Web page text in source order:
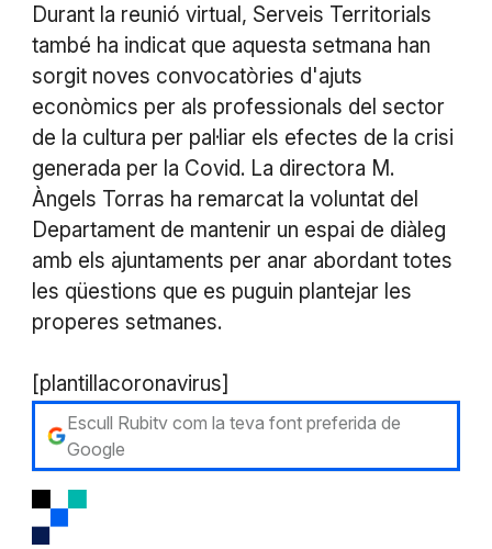
Durant la reunió virtual, Serveis Territorials
també ha indicat que aquesta setmana han
sorgit noves convocatòries d'ajuts
econòmics per als professionals del sector
de la cultura per pal·liar els efectes de la crisi
generada per la Covid. La directora M.
Àngels Torras ha remarcat la voluntat del
Departament de mantenir un espai de diàleg
amb els ajuntaments per anar abordant totes
les qüestions que es puguin plantejar les
properes setmanes.
[plantillacoronavirus]
Escull Rubitv com la teva font preferida de
Google